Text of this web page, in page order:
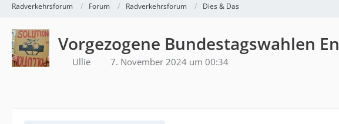
Radverkehrsforum Forum Radverkehrsforum Dies & Das
Vorgezogene Bundestagswahlen
Ullie 7. November 2024 um 00:34